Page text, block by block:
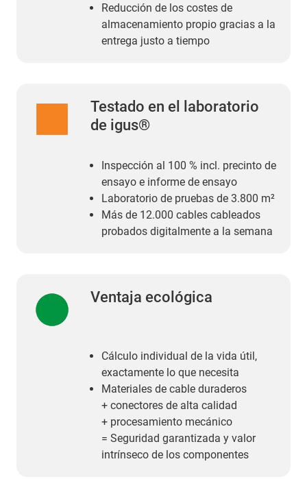
Reducción de los costes de
almacenamiento propio gracias a la
entrega justo a tiempo
Testado en el laboratorio
de igus®
Inspección al 100 % incl. precinto de
ensayo e informe de ensayo
Laboratorio de pruebas de 3.800 m²
Más de 12.000 cables cableados
probados digitalmente a la semana
Ventaja ecológica
Cálculo individual de la vida útil,
exactamente lo que necesita
Materiales de cable duraderos
+ conectores de alta calidad
+ procesamiento mecánico
= Seguridad garantizada y valor
intrínseco de los componentes